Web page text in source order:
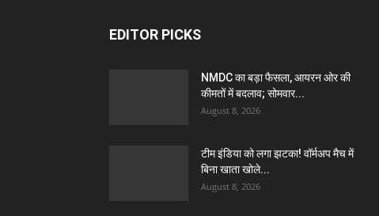
EDITOR PICKS
NMDC का बड़ा फैसला, आयरन ओर की
कीमतों में बदलाव; सोमवार...
August 8, 2026
टीम इंडिया को लगा झटका! वॉर्मअप मैच में
बिना खाता खोले...
August 8, 2026